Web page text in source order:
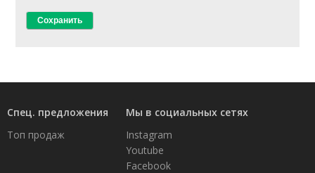
Спец. предложения
Топ продаж
Мы в социальных сетях
Instagram
Youtube
Facebook